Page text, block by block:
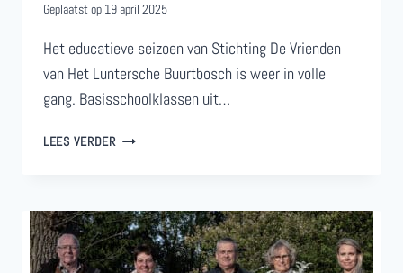
Geplaatst op 19 april 2025
Het educatieve seizoen van Stichting De Vrienden
van Het Luntersche Buurtbosch is weer in volle
gang. Basisschoolklassen uit…
LEES VERDERKRIOELEN
LEREN
IN
HET